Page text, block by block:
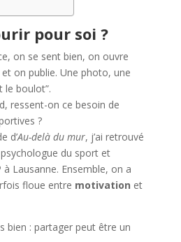
pour soi ?
on se sent bien, on ouvre
on publie. Une photo, une
le boulot”.
ressent-on ce besoin de
?
d’Au-delà du mur, j’ai retrouvé
du sport et
Lausanne. Ensemble, on a
floue entre motivation et
bien : partager peut être un